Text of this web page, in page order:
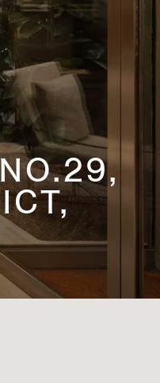
EN
DE